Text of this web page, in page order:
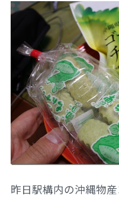
昨日駅構内の沖縄物